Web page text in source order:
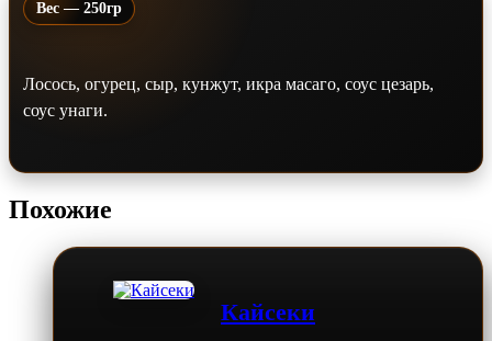
Вес — 250гр
Лосось, огурец, сыр, кунжут, икра масаго, соус цезарь,
соус унаги.
Похожие
Кайсеки